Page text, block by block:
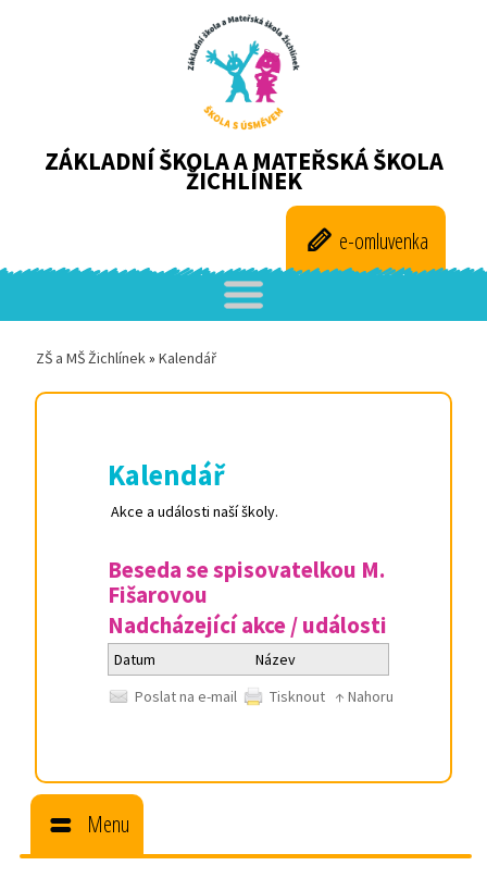
ZÁKLADNÍ ŠKOLA A MATEŘSKÁ ŠKOLA
ŽICHLÍNEK
e-omluvenka
ZŠ a MŠ Žichlínek» Kalendář
Kalendář
Akce a události naší školy.
Beseda se spisovatelkou M.
Fišarovou
Nadcházející akce / události
Datum
Název
Poslat na e-mail
Tisknout ↑ Nahoru
Menu